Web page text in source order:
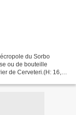
du Sorbo
ou de bouteille
de Cerveteri.(H: 16,5